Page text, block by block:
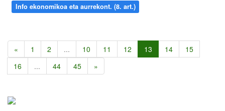
Info ekonomikoa eta aurrekont. (8. art.)
« 1 2 ... 10 11 12 13 14
15
16
... 44 45 »